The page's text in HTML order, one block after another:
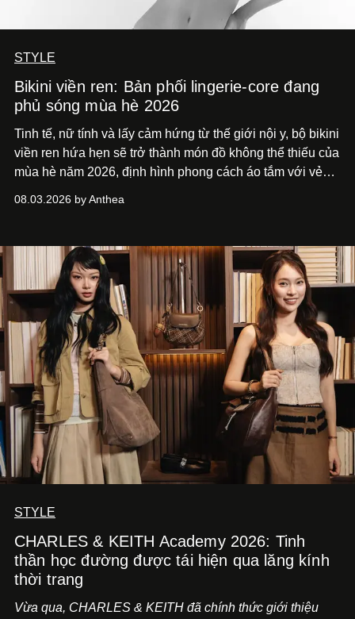
STYLE
Bikini viền ren: Bản phối lingerie-core đang
phủ sóng mùa hè 2026
Tinh tế, nữ tính và lấy cảm hứng từ thế giới nội y, bộ bikini
viền ren hứa hẹn sẽ trở thành món đồ không thể thiếu của
mùa hè năm 2026, định hình phong cách áo tắm với vẻ
08.03.2026 by Anthea
STYLE
CHARLES & KEITH Academy 2026: Tinh
thần học đường được tái hiện qua lăng kính
thời trang
Vừa qua, CHARLES & KEITH đã chính thức giới thiệu